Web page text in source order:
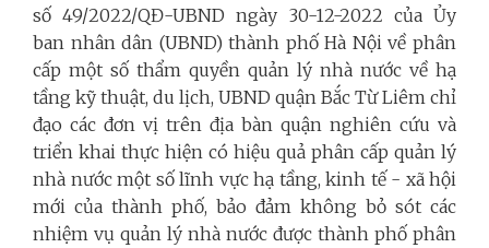
số 49/2022/QĐ-UBND ngày 30-12-2022 của Ủy
ban nhân dân (UBND) thành phố Hà Nội về phân
cấp một số thẩm quyền quản lý nhà nước về hạ
tầng kỹ thuật, du lịch, UBND quận Bắc Từ Liêm chỉ
đạo các đơn vị trên địa bàn quận nghiên cứu và
triển khai thực hiện có hiệu quả phân cấp quản lý
nhà nước một số lĩnh vực hạ tầng, kinh tế - xã hội
mới của thành phố, bảo đảm không bỏ sót các
nhiệm vụ quản lý nhà nước được thành phố phân